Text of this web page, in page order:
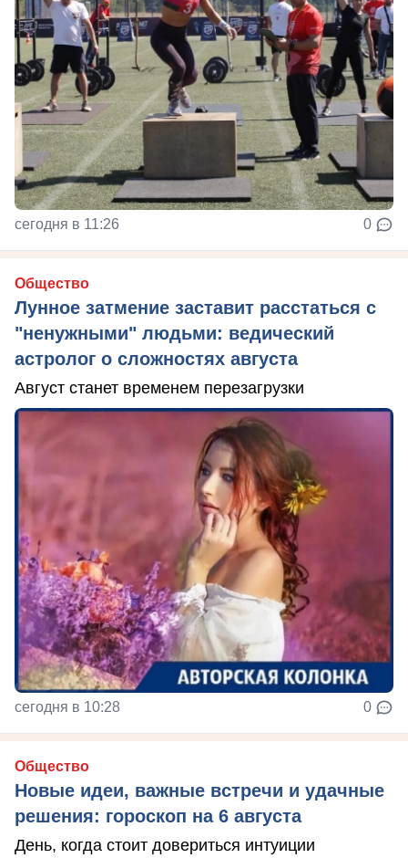
сегодня в 11:26 0
Общество
Лунное затмение заставит расстаться с
"ненужными" людьми: ведический
астролог о сложностях августа
Август станет временем перезагрузки
сегодня в 10:28 0
Общество
Новые идеи, важные встречи и удачные
решения: гороскоп на 6 августа
День, когда стоит довериться интуиции